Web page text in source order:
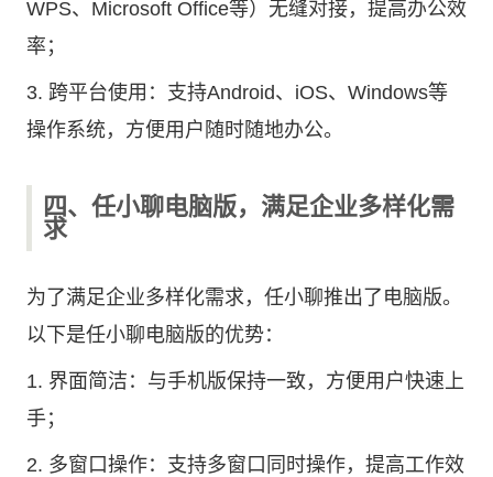
WPS、Microsoft Office等）无缝对接，提高办公效
率；
3. 跨平台使用：支持Android、iOS、Windows等
操作系统，方便用户随时随地办公。
四、任小聊电脑版，满足企业多样化需
求
为了满足企业多样化需求，任小聊推出了电脑版。
以下是任小聊电脑版的优势：
1. 界面简洁：与手机版保持一致，方便用户快速上
手；
2. 多窗口操作：支持多窗口同时操作，提高工作效